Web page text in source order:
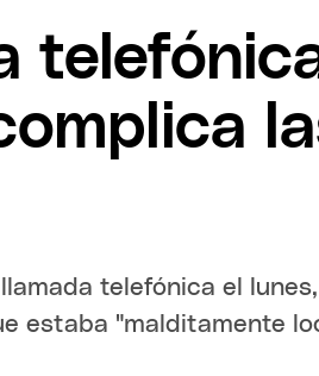
telefónica el lunes,
estaba "malditamente